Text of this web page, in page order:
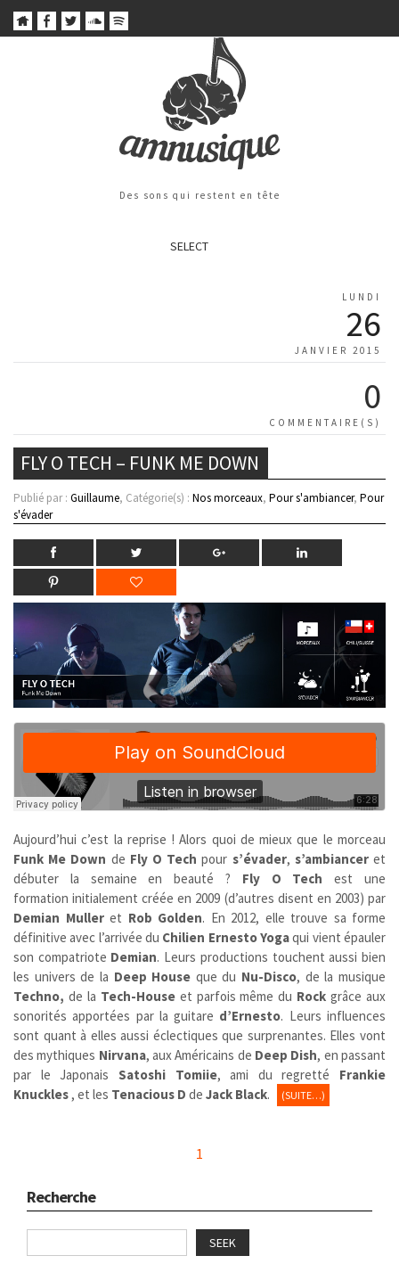
Des sons qui restent en tête
SELECT
LUNDI
26
JANVIER 2015
0
COMMENTAIRE(S)
FLY O TECH – FUNK ME DOWN
Publié par : Guillaume, Catégorie(s) : Nos morceaux, Pour s'ambiancer, Pour
s'évader
Aujourd’hui c’est la reprise ! Alors quoi de mieux que le morceau
Funk Me Down de Fly O Tech pour s’évader, s’ambianceret
débuter la semaine en beauté ? Fly O Tech est une
formation initialement créée en 2009 (d’autres disent en 2003) par
Demian Mulleret Rob Golden. En 2012, elle trouve sa forme
définitive avec l’arrivée du Chilien Ernesto Yogaqui vient épauler
son compatriote Demian. Leurs productions touchent aussi bien
les univers de la Deep House que du Nu-Disco, de la musique
Techno, de la Tech-House et parfois même du Rock grâce aux
sonorités apportées par la guitare d’Ernesto. Leurs influences
sont quant à elles aussi éclectiques que surprenantes. Elles vont
des mythiques Nirvana, aux Américains de Deep Dish, en passant
par le Japonais Satoshi Tomiie, ami du regretté Frankie
Knuckles, et les Tenacious D de Jack Black. (SUITE…)
1
Recherche
SEEK